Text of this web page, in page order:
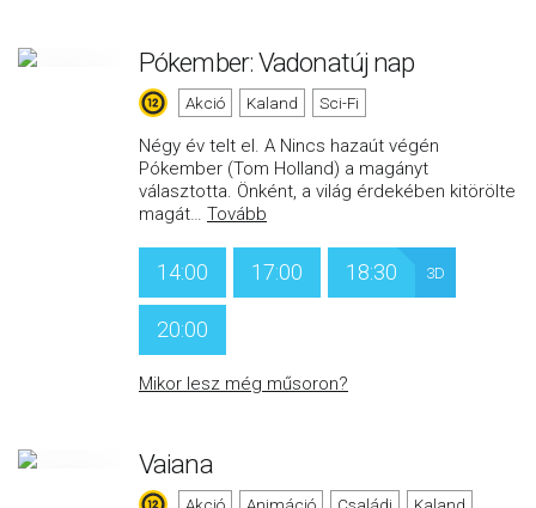
Pókember: Vadonatúj nap
Akció Kaland Sci-Fi
Négy év telt el. A Nincs hazaút végén
Pókember (Tom Holland) a magányt
választotta. Önként, a világ érdekében kitörölte
magát… Tovább
14:00 17:00 18:30 3D
20:00
Mikor lesz még műsoron?
Vaiana